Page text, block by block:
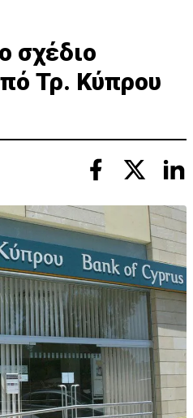
σχέδιο
Τρ. Κύπρου